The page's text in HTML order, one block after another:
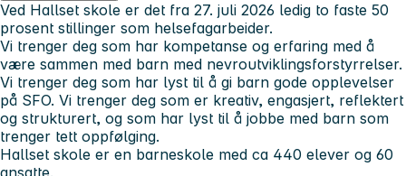
Ved Hallset skole er det fra 27. juli 2026 ledig to faste 50
prosent stillinger som helsefagarbeider.
Vi trenger deg som har kompetanse og erfaring med å
være sammen med barn med nevroutviklingsforstyrrelser.
Vi trenger deg som har lyst til å gi barn gode opplevelser
på SFO. Vi trenger deg som er kreativ, engasjert, reflektert
og strukturert, og som har lyst til å jobbe med barn som
trenger tett oppfølging.
Hallset skole er en barneskole med ca 440 elever og 60